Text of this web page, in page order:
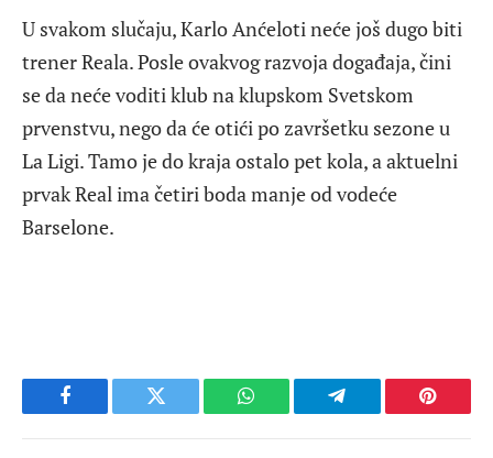
U svakom slučaju, Karlo Anćeloti neće još dugo biti
trener Reala. Posle ovakvog razvoja događaja, čini
se da neće voditi klub na klupskom Svetskom
prvenstvu, nego da će otići po završetku sezone u
La Ligi. Tamo je do kraja ostalo pet kola, a aktuelni
prvak Real ima četiri boda manje od vodeće
Barselone.
Facebook Twitter WhatsApp Telegram